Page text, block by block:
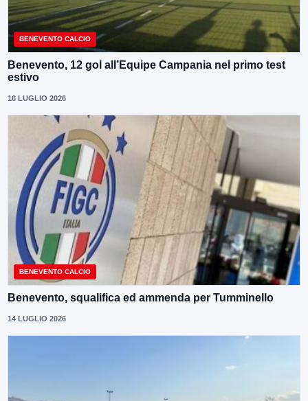
BENEVENTO CALCIO
Benevento, 12 gol all’Equipe Campania nel primo test
estivo
16 LUGLIO 2026
BENEVENTO CALCIO
Benevento, squalifica ed ammenda per Tumminello
14 LUGLIO 2026